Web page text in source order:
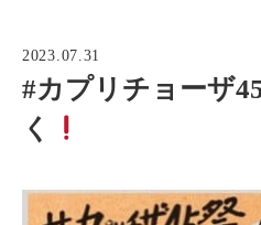
2023.07.31
#カプリチョーザ
く